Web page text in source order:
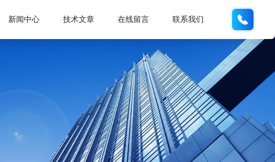
新闻中心 技术文章 在线留言 联系我们